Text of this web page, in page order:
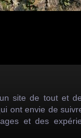
un site de tout et
ont envie de
et des